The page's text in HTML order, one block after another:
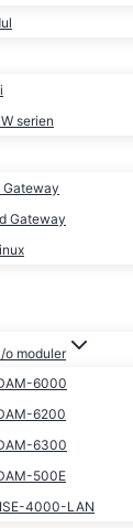
serien
Gateway
Gateway
o moduler
6000
6200
6300
500E
4000-LAN